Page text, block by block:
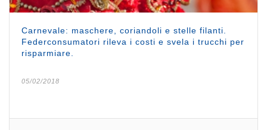
Carnevale: maschere, coriandoli e stelle filanti.
Federconsumatori rileva i costi e svela i trucchi per
risparmiare.
05/02/2018